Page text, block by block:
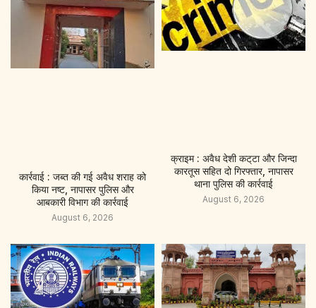
कार्रवाई : जब्त की गई अवैध शराह को
किया नष्ट, नापासर पुलिस और
आबकारी विभाग की कार्रवाई
August 6, 2026
क्राइम : अवैध देशी कट्‌टा और जिन्दा
कारतूस सहित दो गिरफ्तार, नापासर
थाना पुलिस की कार्रवाई
August 6, 2026